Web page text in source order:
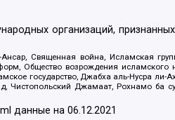
организаций,
Священная война, Исламская
Общество возрождения
государство, Джабха аль-Нусра
Джамаат, Рохнамо ба
данные на06.12.2021